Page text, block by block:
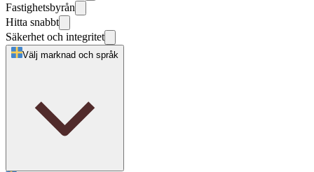
Fastighetsbyrån
Hitta snabbt
Säkerhet och integritet
Välj marknad och språk